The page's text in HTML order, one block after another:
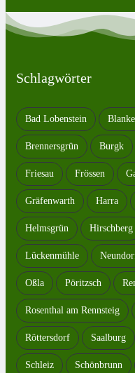
Schlagwörter
Bad Lobenstein
Brennersgrün Burgk
Friesau Frössen
Gräfenwarth Harra
Helmsgrün Hirschberg
Lückenmühle
Oßla Pöritzsch
Rosenthal am Rennsteig
Röttersdorf Saalburg
Schleiz Schönbrunn